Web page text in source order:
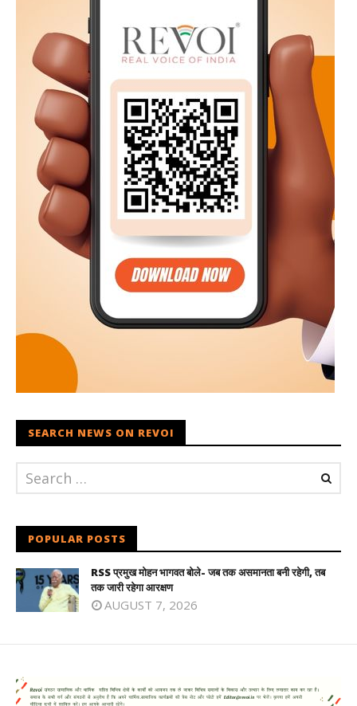
SEARCH NEWS ON REVOI
POPULAR POSTS
RSS प्रमुख मोहन भागवत बोले- जब तक असमानता बनी रहेगी, तब
तक जारी रहेगा आरक्षण
AUGUST 7, 2026